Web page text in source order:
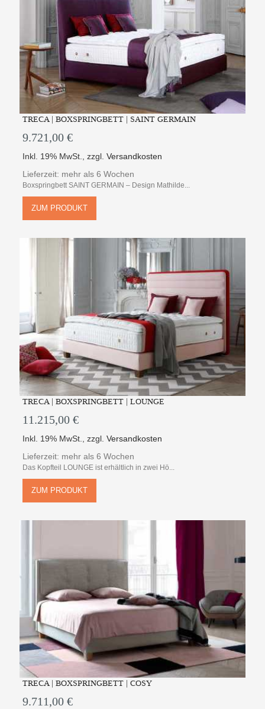
TRECA | BOXSPRINGBETT | SAINT GERMAIN
9.721,00 €
Inkl. 19% MwSt. ,zzgl.Versandkosten
Lieferzeit: mehr als 6 Wochen
Boxspringbett SAINT GERMAIN – Design Mathilde...
ZUM PRODUKT
TRECA | BOXSPRINGBETT | LOUNGE
11.215,00 €
Inkl. 19% MwSt. ,zzgl.Versandkosten
Lieferzeit: mehr als 6 Wochen
Das Kopfteil LOUNGE ist erhältlich in zwei Hö...
ZUM PRODUKT
TRECA | BOXSPRINGBETT | COSY
9.711,00 €